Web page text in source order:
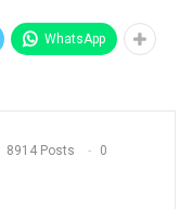
WhatsApp
8914 Posts 0